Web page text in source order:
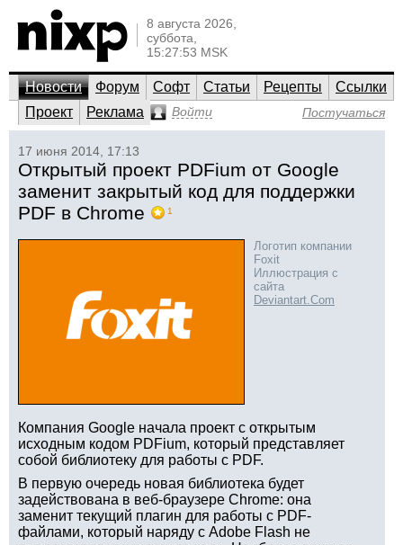
8 августа 2026,
суббота,
15:27:53 MSK
Новости Форум Софт Статьи Рецепты
Ссылки
Проект
Реклама Войти Постучаться
17 июня 2014, 17:13
Открытый проект PDFium от Google
заменит закрытый код для поддержки
PDF в Chrome
1
Логотип компании
Foxit
Иллюстрация с
сайта
Deviantart.Com
Компания Google начала проект с открытым
исходным кодом PDFium, который представляет
собой библиотеку для работы с PDF.
В первую очередь новая библиотека будет
задействована в веб-браузере Chrome: она
заменит текущий плагин для работы с PDF-
файлами, который наряду с Adobe Flash не